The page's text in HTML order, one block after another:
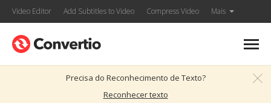
Video Editor Add Subtitles to Video Compress Video Mais
Precisa do Reconhecimento de Texto?
Reconhecer texto